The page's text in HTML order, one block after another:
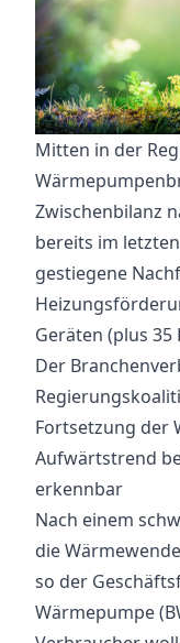
Mitten in der
Zwischenbilanz
bereits im
gestiegene
Geräten (plus 35
Der
Fortsetzung der
Aufwärtstrend
erkennbar
Nach einem
die
so der
Wärmepumpe